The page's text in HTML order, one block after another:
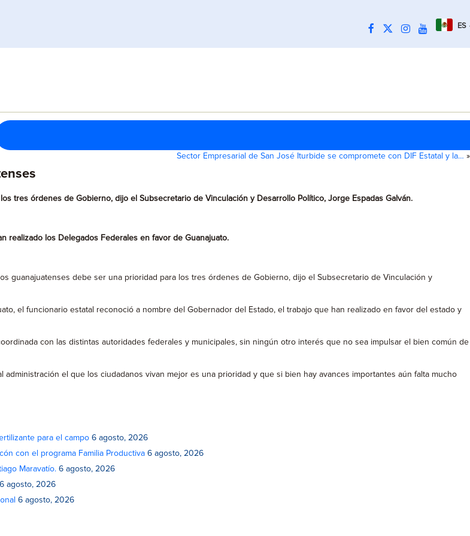
ES
Sector Empresarial de San José Iturbide se compromete con DIF Estatal y la… »
tres órdenes de Gobierno, dijo el Subsecretario de Vinculación y Desarrollo Político, Jorge Espadas Galván.
realizado los Delegados Federales en favor de Guanajuato.
guanajuatenses debe ser una prioridad para los tres órdenes de Gobierno, dijo el Subsecretario de Vinculación y
el funcionario estatal reconoció a nombre del Gobernador del Estado, el trabajo que han realizado en favor del estado y
con las distintas autoridades federales y municipales, sin ningún otro interés que no sea impulsar el bien común de
el que los ciudadanos vivan mejor es una prioridad y que si bien hay avances importantes aún falta mucho
para el campo 6 agosto, 2026
con el programa Familia Productiva 6 agosto, 2026
Maravatío. 6 agosto, 2026
6 agosto, 2026
6 agosto, 2026